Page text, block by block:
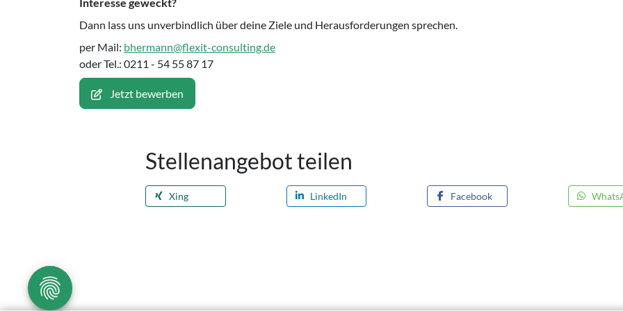
Interesse geweckt?
Dann lass uns unverbindlich über deine Ziele und Herausforderungen sprechen.
per Mail: bhermann@flexit-consulting.de
oder Tel.: 0211 - 54 55 87 17
Jetzt bewerben
Stellenangebot teilen
Xing LinkedIn Facebook